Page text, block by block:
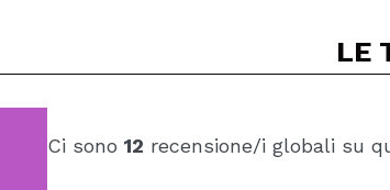
LE
Ci sono 12 recensione/i globali su